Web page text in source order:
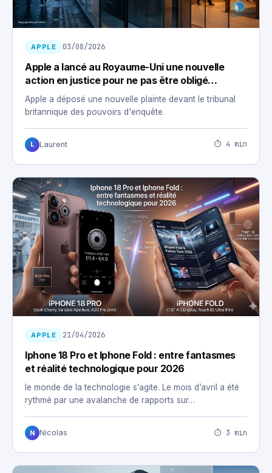
APPLE 03/08/2026
Apple a lancé au Royaume-Uni une nouvelle
action en justice pour ne pas être obligé
d’installer une porte dérobée
Apple a déposé une nouvelle plainte devant le tribunal
britannique des pouvoirs d'enquête.
L Laurent ⏱ 4 min
APPLE 21/04/2026
Iphone 18 Pro et Iphone Fold : entre fantasmes
et réalité technologique pour 2026
le monde de la technologie s’agite. Le mois d’avril a été
rythmé par une avalanche de rapports sur…
N Nicolas ⏱ 3 min